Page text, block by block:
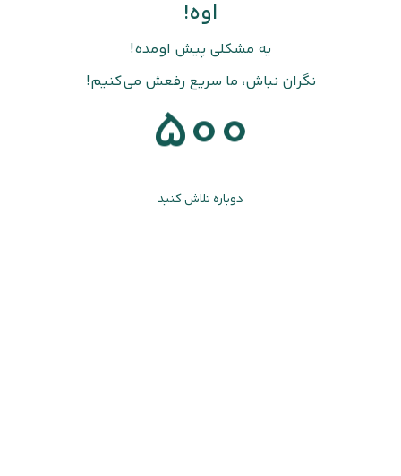
اوه!
یه مشکلی پیش اومده!
نگران نباش، ما سریع رفعش می‌کنیم!
500
دوباره تلاش کنید